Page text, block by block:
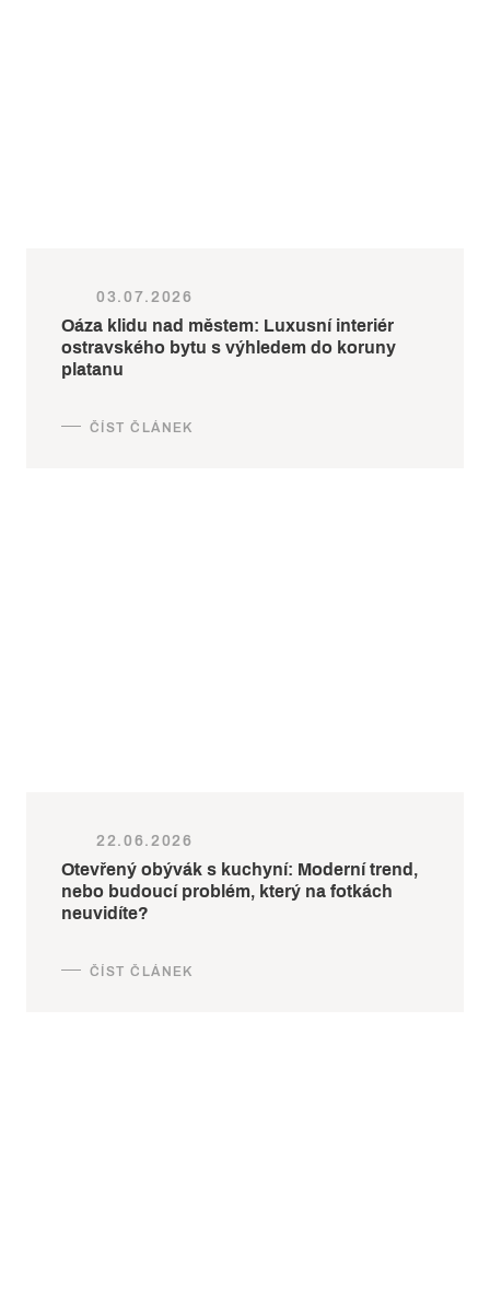
03.07.2026
Oáza klidu nad městem: Luxusní interiér
ostravského bytu s výhledem do koruny
platanu
22.06.2026
Otevřený obývák s kuchyní: Moderní trend,
nebo budoucí problém, který na fotkách
neuvidíte?